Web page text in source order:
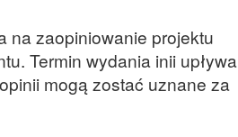
na zaopiniowanie projektu
Termin wydania inii upływa
mogą zostać uznane za